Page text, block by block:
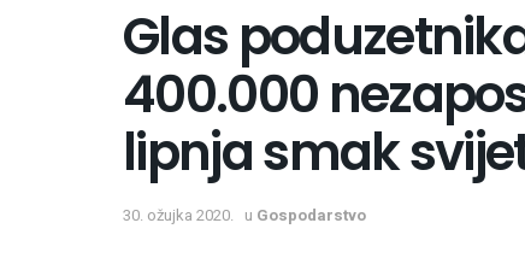
Glas
400.000
lipnja smak
30. ožujka 2020. u Gospodarstvo